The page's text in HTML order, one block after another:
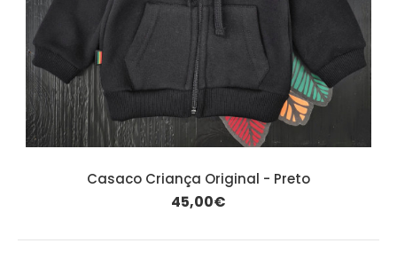
Casaco Criança Original - Preto
45,00€